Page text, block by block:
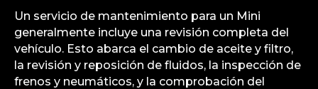
Un servicio de mantenimiento para un Mini
generalmente incluye una revisión completa del
vehículo. Esto abarca el cambio de aceite y filtro,
la revisión y reposición de fluidos, la inspección de
frenos y neumáticos, y la comprobación del